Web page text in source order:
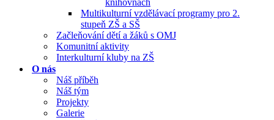
knihovnách
Multikulturní vzdělávací programy pro 2.
stupeň ZŠ a SŠ
Začleňování dětí a žáků s OMJ
Komunitní aktivity
Interkulturní kluby na ZŠ
O nás
Náš příběh
Náš tým
Projekty
Galerie